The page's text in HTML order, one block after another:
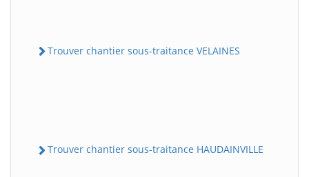
Trouver chantier sous-traitance VELAINES
Trouver chantier sous-traitance HAUDAINVILLE